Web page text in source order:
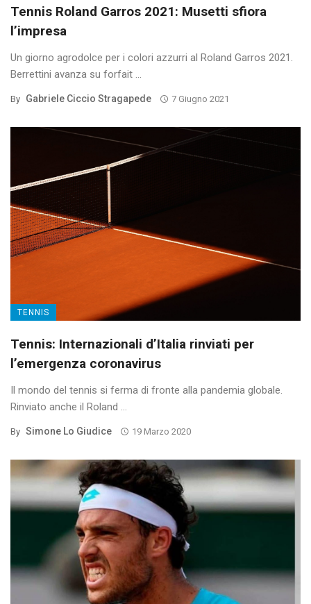
Tennis Roland Garros 2021: Musetti sfiora
l’impresa
Un giorno agrodolce per i colori azzurri al Roland Garros 2021.
Berrettini avanza su forfait ...
By Gabriele Ciccio Stragapede 7 Giugno 2021
TENNIS
Tennis: Internazionali d’Italia rinviati per
l’emergenza coronavirus
Il mondo del tennis si ferma di fronte alla pandemia globale.
Rinviato anche il Roland ...
By Simone Lo Giudice 19 Marzo 2020